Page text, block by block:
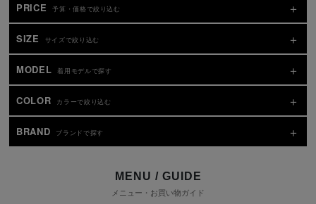
PRICE 予算・価格で絞り込む
SIZE サイズで絞り込む
MODEL 着用モデルで探す
COLOR カラーで絞り込む
BRAND ブランドで探す
MENU / GUIDE
メニュー・お買い物ガイド